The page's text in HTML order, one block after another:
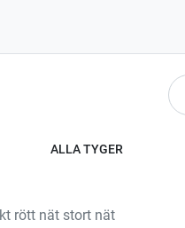
ALLA TYGER
rött nät stort nät